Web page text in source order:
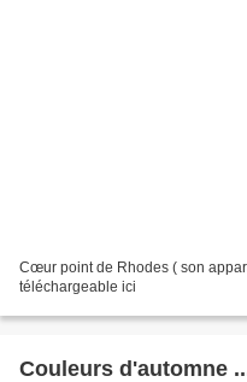
Cœur point de Rhodes ( son
téléchargeable ici
Couleurs d'automne